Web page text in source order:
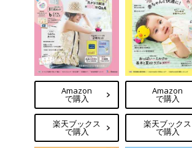
Amazon
で購入
楽天ブックス
で購入
Amazon
で購入
楽天ブックス
で購入